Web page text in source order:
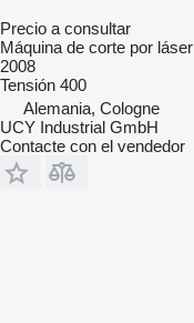
Precio a consultar
Máquina de corte por láser
2008
Tensión 400
Alemania, Cologne
UCY Industrial GmbH
Contacte con el vendedor